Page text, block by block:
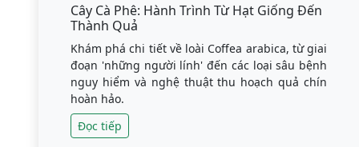
Cây Cà Phê: Hành Trình Từ Hạt Giống Đến
Thành Quả
Khám phá chi tiết về loài Coffea arabica, từ giai
đoạn 'những người lính' đến các loại sâu bệnh
nguy hiểm và nghệ thuật thu hoạch quả chín
hoàn hảo.
Đọc tiếp